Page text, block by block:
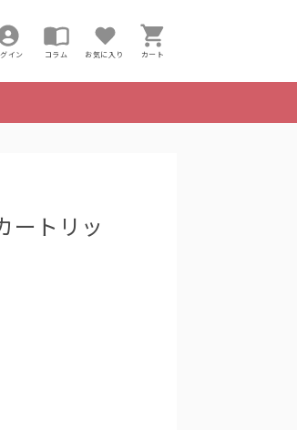
グイン コラム お気に入り カート
ートリッ